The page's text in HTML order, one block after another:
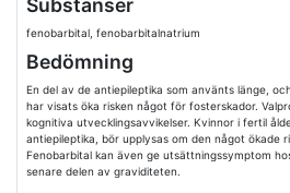
Substanser
fenobarbital, fenobarbitalnatrium
Bedömning
En del av de antiepileptika som använts länge,
har visats öka risken något för fosterskador.
kognitiva utvecklingsavvikelser. Kvinnor i fertil
antiepileptika, bör upplysas om den något ökade
Fenobarbital kan även ge utsättningssymptom
senare delen av graviditeten.